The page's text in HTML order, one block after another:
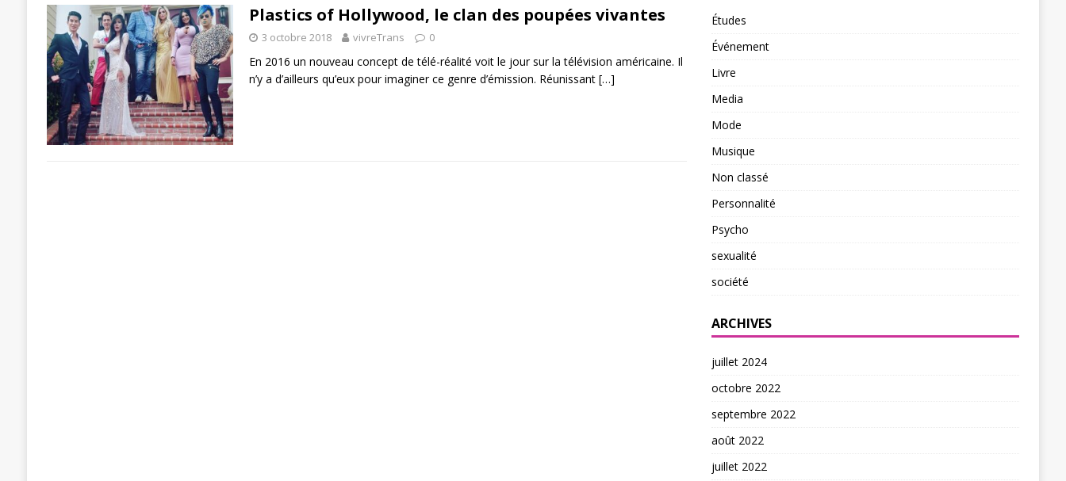
Plastics of Hollywood, le clan des poupées vivantes
3 octobre 2018 vivreTrans 0
En 2016 un nouveau concept de télé-réalité voit le jour sur la télévision américaine. Il
n’y a d’ailleurs qu’eux pour imaginer ce genre d’émission. Réunissant […]
Études
Événement
Livre
Media
Mode
Musique
Non classé
Personnalité
Psycho
sexualité
société
ARCHIVES
juillet 2024
octobre 2022
septembre 2022
août 2022
juillet 2022